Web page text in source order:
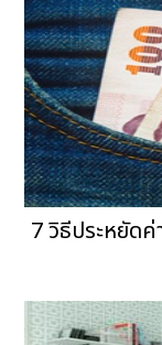
7 วิธีประหยัดค่